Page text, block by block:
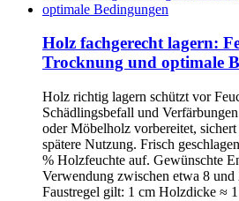
Holz fachgerecht lagern:
Trocknung und optimale
Holz richtig lagern schützt vor
Schädlingsbefall und
oder Möbelholz vorbereitet,
spätere Nutzung. Frisch
% Holzfeuchte auf. Gewünschte
Verwendung zwischen etwa 8
Faustregel gilt: 1 cm Holzdicke ≈